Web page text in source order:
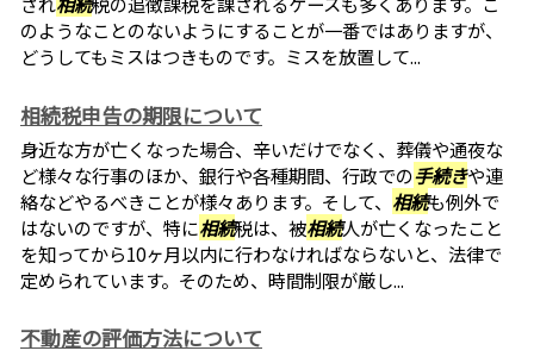
のようなことのないようにすることが一番ではありますが、
どうしてもミスはつきものです。ミスを放置して...
相続税申告の期限について
身近な方が亡くなった場合、辛いだけでなく、葬儀や通夜な
ど様々な行事のほか、銀行や各種期間、行政での手続きや連
絡などやるべきことが様々あります。そして、 相続も例外で
はないのですが、特に相続税は、被相続人が亡くなったこと
を知ってから10ヶ月以内に行わなければならないと、法律で
定められています。そのため、時間制限が厳し...
不動産の評価方法について